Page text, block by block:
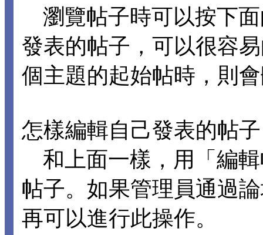
瀏覽帖子時可以按下
發表的帖子，可以很容
個主題的起始帖時，則
怎樣編輯自己發表的帖
和上面一樣，用「編
帖子。如果管理員通過
再可以進行此操作。